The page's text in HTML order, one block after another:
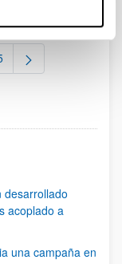
intermedias Use TAB
desarrollado
acoplado a
una campaña en